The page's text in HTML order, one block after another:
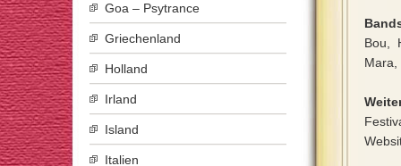
Bou,
Mara,
Goa – Psytrance
Griechenland
Holland
Irland
Island
Italien